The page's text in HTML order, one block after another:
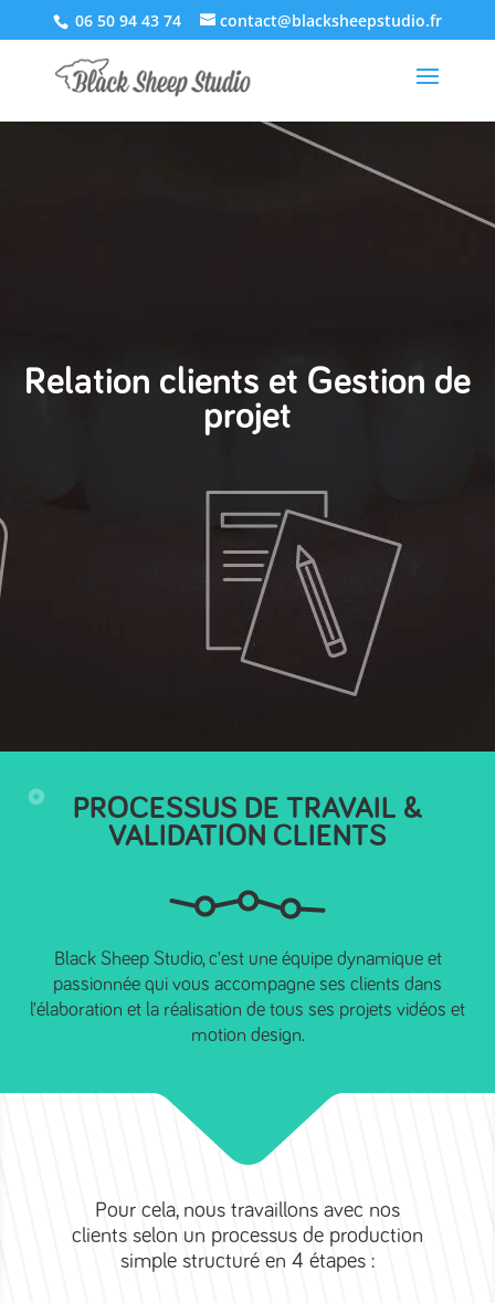
06 50 94 43 74 contact@blacksheepstudio.fr
Relation clients et Gestion de
projet
PROCESSUS DE TRAVAIL &
VALIDATION CLIENTS
Black Sheep Studio, c’est une équipe dynamique et
passionnée qui vous accompagne ses clients dans
l’élaboration et la réalisation de tous ses projets vidéos et
motion design.
Pour cela, nous travaillons avec nos
clients selon un processus de production
simple structuré en 4 étapes :